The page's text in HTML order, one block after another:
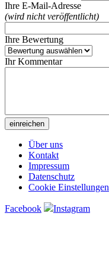
Ihre E-Mail-Adresse
(wird nicht veröffentlicht)
Ihre Bewertung
Ihr Kommentar
Über uns
Kontakt
Impressum
Datenschutz
Cookie Einstellungen
Facebook Instagram